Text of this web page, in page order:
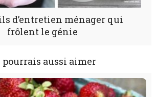
d’entretien ménager qui
frôlent le génie
pourrais aussi aimer